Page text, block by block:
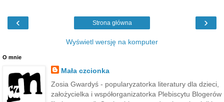
‹ ›
Strona główna
Wyświetl wersję na komputer
O mnie
Mała czcionka
Zosia Gwardyś - popularyzatorka literatury dla dzieci,
założycielka i współorganizatorka Plebiscytu Blogerów